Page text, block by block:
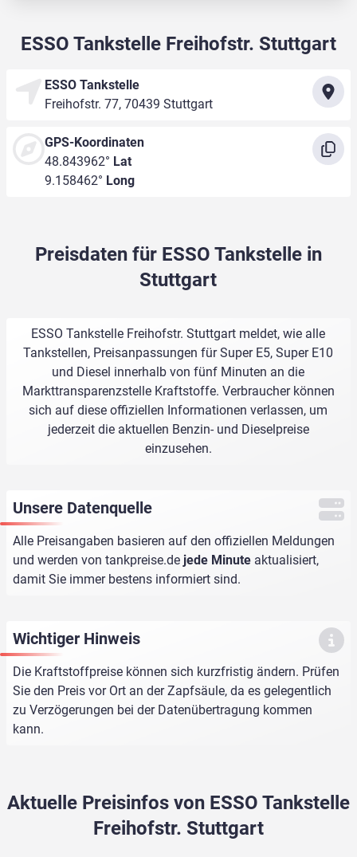
ESSO Tankstelle Freihofstr. Stuttgart
ESSO Tankstelle
Freihofstr. 77, 70439 Stuttgart
GPS-Koordinaten
48.843962° Lat
9.158462° Long
Preisdaten für ESSO Tankstelle in
Stuttgart
ESSO Tankstelle Freihofstr. Stuttgart meldet, wie alle
Tankstellen, Preisanpassungen für Super E5, Super E10
und Diesel innerhalb von fünf Minuten an die
Markttransparenzstelle Kraftstoffe. Verbraucher können
sich auf diese offiziellen Informationen verlassen, um
jederzeit die aktuellen Benzin- und Dieselpreise
einzusehen.
Unsere Datenquelle
Alle Preisangaben basieren auf den offiziellen Meldungen
und werden von tankpreise.de jede Minute aktualisiert,
damit Sie immer bestens informiert sind.
Wichtiger Hinweis
Die Kraftstoffpreise können sich kurzfristig ändern. Prüfen
Sie den Preis vor Ort an der Zapfsäule, da es gelegentlich
zu Verzögerungen bei der Datenübertragung kommen
kann.
Aktuelle Preisinfos von ESSO Tankstelle
Freihofstr. Stuttgart